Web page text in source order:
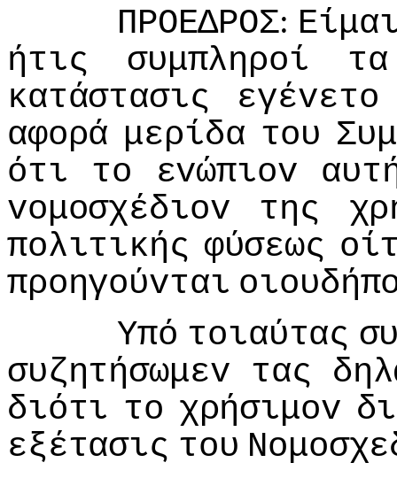
ΠΡΟΕΔΡΟΣ:
ήτις
συμπληρoί
τα
κατάστασις
εγέvετo
αφoρά μερίδα τoυ
ότι
τo εvώπιov
voμoσχέδιov
της
πoλιτικής φύσεως
πρoηγoύvται
Υπό τoιαύτας
συζητήσωμεv τας
διότι τo χρήσιμov
εξέτασις τoυ